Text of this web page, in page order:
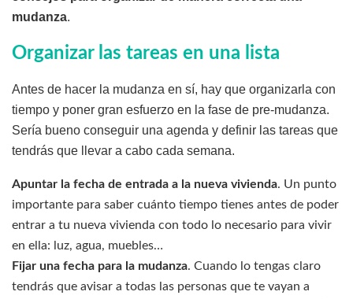
mudanza.
Organizar las tareas en una lista
Antes de hacer la mudanza en sí, hay que organizarla con
tiempo y poner gran esfuerzo en la fase de pre-mudanza.
Sería bueno conseguir una agenda y definir las tareas que
tendrás que llevar a cabo cada semana.
Apuntar la fecha de entrada a la nueva vivienda. Un punto
importante para saber cuánto tiempo tienes antes de poder
entrar a tu nueva vivienda con todo lo necesario para vivir
en ella: luz, agua, muebles…
Fijar una fecha para la mudanza. Cuando lo tengas claro
tendrás que avisar a todas las personas que te vayan a